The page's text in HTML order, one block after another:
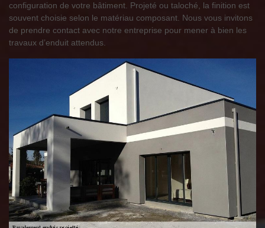
configuration de votre bâtiment. Projeté ou taloché, la finition est
souvent choisie selon le matériau composant. Nous vous invitons
de prendre contact avec notre entreprise pour mener à bien les
travaux d’enduit attendus.